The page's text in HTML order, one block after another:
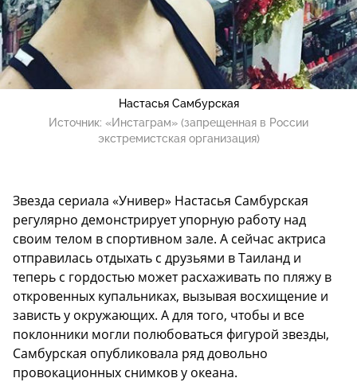
Настасья Самбурская
Источник: «Инстаграм» (запрещенная в России
экстремистская организация)
Звезда сериала «Универ» Настасья Самбурская
регулярно демонстрирует упорную работу над
своим телом в спортивном зале. А сейчас актриса
отправилась отдыхать с друзьями в Таиланд и
теперь с гордостью может расхаживать по пляжу в
откровенных купальниках, вызывая восхищение и
зависть у окружающих. А для того, чтобы и все
поклонники могли полюбоваться фигурой звезды,
Самбурская опубликовала ряд довольно
провокационных снимков у океана.